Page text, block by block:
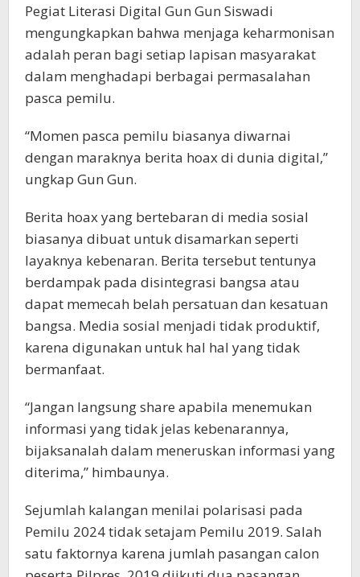
Pegiat Literasi Digital Gun Gun Siswadi
mengungkapkan bahwa menjaga keharmonisan
adalah peran bagi setiap lapisan masyarakat
dalam menghadapi berbagai permasalahan
pasca pemilu.
“Momen pasca pemilu biasanya diwarnai
dengan maraknya berita hoax di dunia digital,”
ungkap Gun Gun.
Berita hoax yang bertebaran di media sosial
biasanya dibuat untuk disamarkan seperti
layaknya kebenaran. Berita tersebut tentunya
berdampak pada disintegrasi bangsa atau
dapat memecah belah persatuan dan kesatuan
bangsa. Media sosial menjadi tidak produktif,
karena digunakan untuk hal hal yang tidak
bermanfaat.
“Jangan langsung share apabila menemukan
informasi yang tidak jelas kebenarannya,
bijaksanalah dalam meneruskan informasi yang
diterima,” himbaunya.
Sejumlah kalangan menilai polarisasi pada
Pemilu 2024 tidak setajam Pemilu 2019. Salah
satu faktornya karena jumlah pasangan calon